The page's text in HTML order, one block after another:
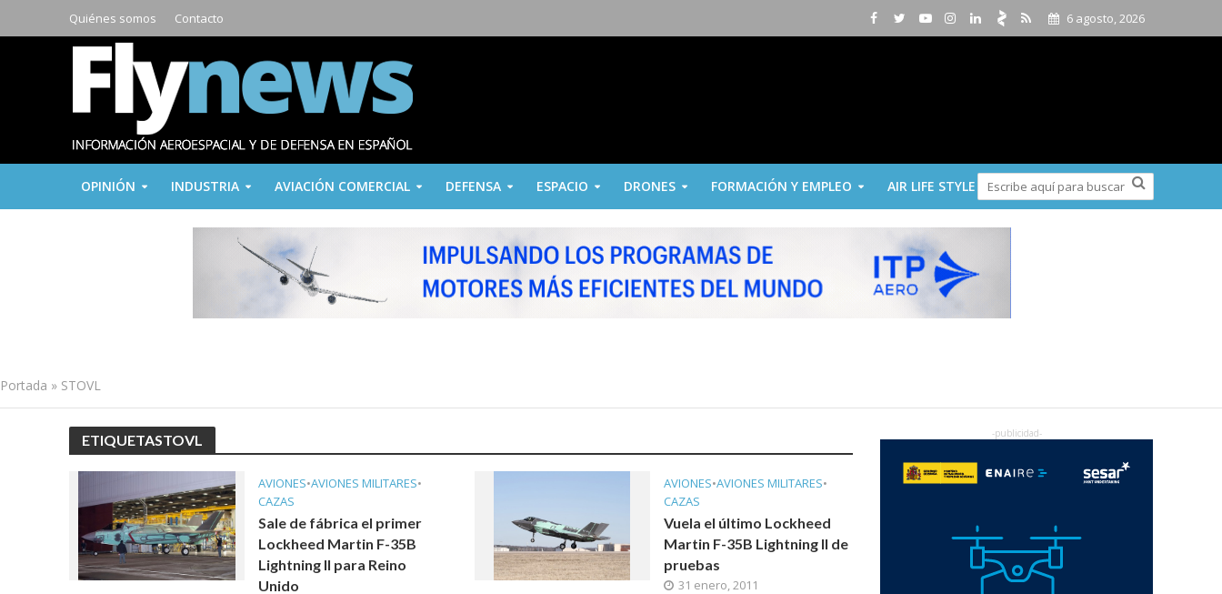
Quiénes somos Contacto 6 agosto, 2026
OPINIÓN INDUSTRIA AVIACIÓN COMERCIAL DEFENSA ESPACIO DRONES FORMACIÓN Y EMPLEO AIR LIFE STYLE
Portada » STOVL
ETIQUETASTOVL
AVIONES•AVIONES MILITARES•
CAZAS
Sale de fábrica el primer
Lockheed Martin F-35B
Lightning II para Reino
Unido
AVIONES•AVIONES MILITARES•
CAZAS
Vuela el último Lockheed
Martin F-35B Lightning II de
pruebas
31 enero, 2011